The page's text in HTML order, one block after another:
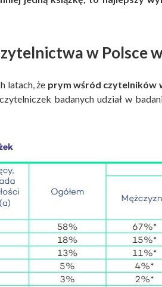
w Polsce
latach, że prym wśród czytelników
badanych udział w